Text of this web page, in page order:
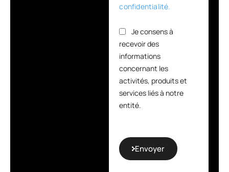
confidentialité.
Je consens à
recevoir des
informations
concernant les
activités, produits et
services liés à notre
entité.
Envoyer